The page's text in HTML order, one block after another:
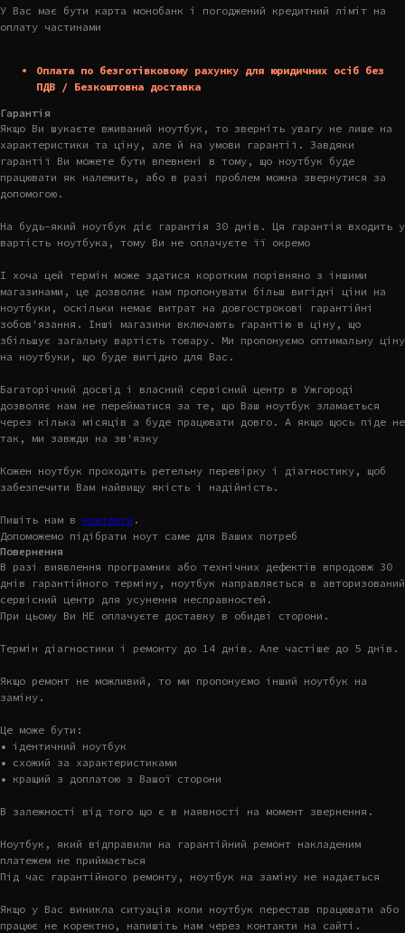
У Вас має бути карта монобанк і погоджений кредитний ліміт на
оплату частинами
Оплата по безготівковому рахунку для юридичних осіб без
ПДВ / Безкоштовна доставка
Гарантія
Якщо Ви шукаєте вживаний ноутбук, то зверніть увагу не лише на
характеристики та ціну, але й на умови гарантії. Завдяки
гарантії Ви можете бути впевнені в тому, що ноутбук буде
працювати як належить, або в разі проблем можна звернутися за
допомогою.
На будь-який ноутбук діє гарантія 30 днів. Ця гарантія входить у
вартість ноутбука, тому Ви не оплачуєте її окремо
І хоча цей термін може здатися коротким порівняно з іншими
магазинами, це дозволяє нам пропонувати більш вигідні ціни на
ноутбуки, оскільки немає витрат на довгострокові гарантійні
зобов'язання. Інші магазини включають гарантію в ціну, що
збільшує загальну вартість товару. Ми пропонуємо оптимальну ціну
на ноутбуки, що буде вигідно для Вас.
Багаторічний досвід і власний сервісний центр в Ужгороді
дозволяє нам не перейматися за те, що Ваш ноутбук зламається
через кілька місяців а буде працювати довго. А якщо щось піде не
так, ми завжди на зв'язку
Кожен ноутбук проходить ретельну перевірку і діагностику, щоб
забезпечити Вам найвищу якість і надійність.
Пишіть нам в контакти .
Допоможемо підібрати ноут саме для Ваших потреб
Повернення
В разі виявлення програмних або технічних дефектів впродовж 30
днів гарантійного терміну, ноутбук направляється в авторизований
сервісний центр для усунення несправностей.
При цьому Ви НЕ оплачуєте доставку в обидві сторони.
Термін діагностики і ремонту до 14 днів. Але частіше до 5 днів.
Якщо ремонт не можливий, то ми пропонуємо інший ноутбук на
заміну.
Це може бути:
• ідентичний ноутбук
• схожий за характеристиками
• кращий з доплатою з Вашої сторони
В залежності від того що є в наявності на момент звернення.
Ноутбук, який відправили на гарантійний ремонт накладеним
платежем не приймається
Під час гарантійного ремонту, ноутбук на заміну не надається
Якщо у Вас виникла ситуація коли ноутбук перестав працювати або
працює не коректно, напишіть нам через контакти на сайті.